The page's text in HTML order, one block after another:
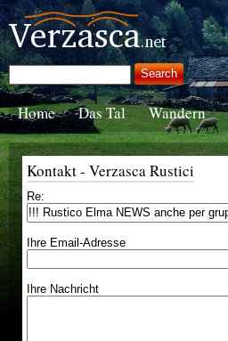
Home Das Tal Wandern
Kontakt - Verzasca Rustici
Re:
Ihre Email-Adresse
Ihre Nachricht